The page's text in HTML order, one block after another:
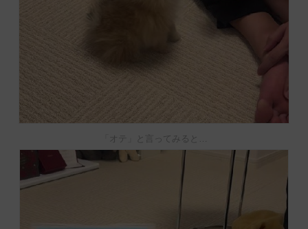
「オテ」と言ってみると…